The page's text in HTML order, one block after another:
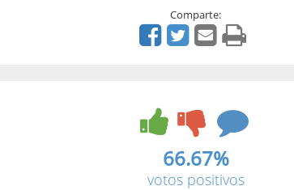
Comparte:
66.67%
votos positivos